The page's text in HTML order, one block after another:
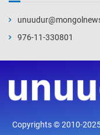
5 цаг
976-11-330801
Copyrights © 2010-